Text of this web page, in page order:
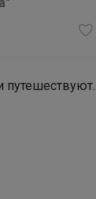
путешествуют.